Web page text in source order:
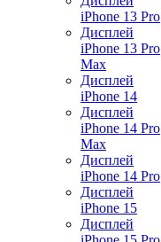
iPhone 13 Pro
Дисплей
iPhone 13 Pro
Max
Дисплей
iPhone 14
Дисплей
iPhone 14 Pro
Max
Дисплей
iPhone 14 Pro
Дисплей
iPhone 15
Дисплей